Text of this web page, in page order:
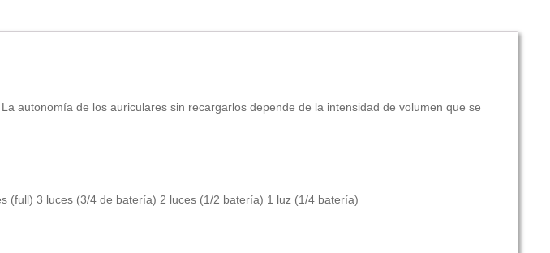
autonomía de los auriculares sin recargarlos depende de la intensidad de volumen que se
(full) 3 luces (3/4 de batería) 2 luces (1/2 batería) 1 luz (1/4 batería)